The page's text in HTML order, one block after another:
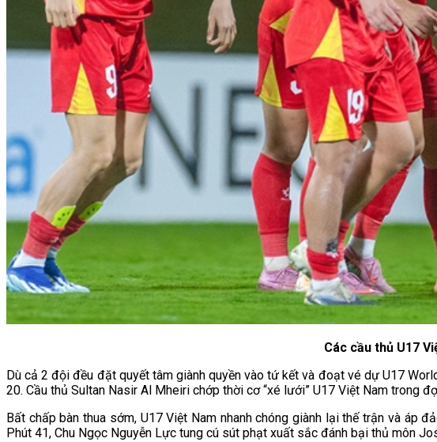
Các cầu thủ U17
Dù cả 2 đội đều đặt quyết tâm giành quyền vào tứ kết và đoạt vé dự U17
20. Cầu thủ Sultan Nasir Al Mheiri chớp thời cơ “xé lưới” U17 Việt Nam trong
Bất chấp bàn thua sớm, U17 Việt Nam nhanh chóng giành lại thế trận và áp
Phút 41, Chu Ngọc Nguyễn Lực tung cú sút phạt xuất sắc đánh bại thủ môn